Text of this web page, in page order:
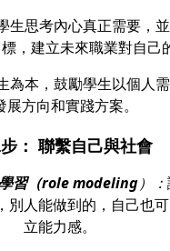
生思考內心真正需要，
，建立未來職業對自己
為本，鼓勵學生以個人
展方向和實踐方案。
： 聯繫自己與社會
習（role modeling）：
別人能做到的，自己也
立能力感。